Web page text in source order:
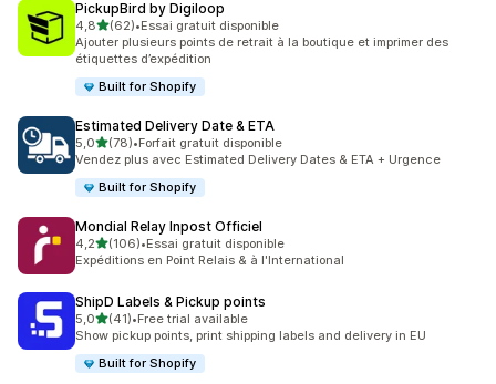
PickupBird by Digiloop
4,8étoile(s) sur 5
(62)
62 avis au total
•Essai gratuit disponible
Ajouter plusieurs points de retrait à la boutique et imprimer des
étiquettes d’expédition
Built for Shopify
Estimated Delivery Date & ETA
5,0étoile(s) sur 5
(78)
78 avis au total
•Forfait gratuit disponible
Vendez plus avec Estimated Delivery Dates & ETA + Urgence
Built for Shopify
Mondial Relay Inpost Officiel
4,2étoile(s) sur 5
(106)
106 avis au total
•Essai gratuit disponible
Expéditions en Point Relais & à l'International
ShipD Labels & Pickup points
5,0étoile(s) sur 5
(41)
41 avis au total
•Free trial available
Show pickup points, print shipping labels and delivery in EU
Built for Shopify